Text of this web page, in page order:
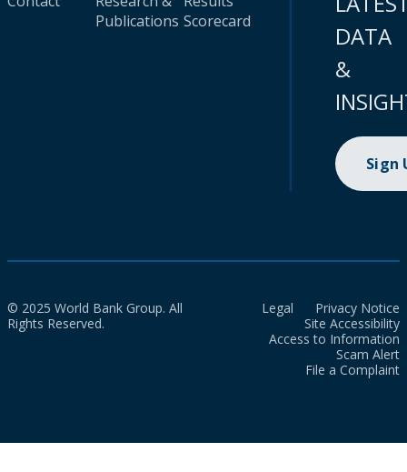
Publications Scorecard
DATA
&
Sign
© 2025 World Bank Group. All
Rights Reserved.
Legal
Privacy Notice
Site Accessibility
Access to Information
Scam Alert
File a Complaint